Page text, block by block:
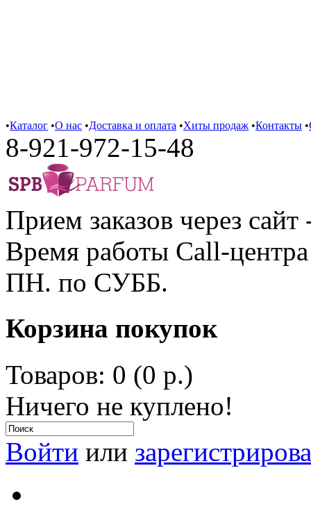
•Каталог •О нас •Доставка и оплата •Хиты продаж •Контакты •
8-921-972-15-48
Прием заказов через сайт
Время работы Call-
ПН. по СУББ.
Корзина покупок
Товаров: 0 (0 р.)
Ничего не куплено!
Войти или